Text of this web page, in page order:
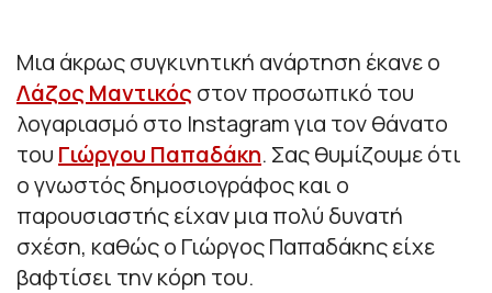
Μια άκρως συγκινητική ανάρτηση έκανε ο
Λάζος Μαντικός στον προσωπικό του
λογαριασμό στο Instagram για τον θάνατο
του Γιώργου Παπαδάκη. Σας θυμίζουμε ότι
ο γνωστός δημοσιογράφος και ο
παρουσιαστής είχαν μια πολύ δυνατή
σχέση, καθώς ο Γιώργος Παπαδάκης είχε
βαφτίσει την κόρη του.